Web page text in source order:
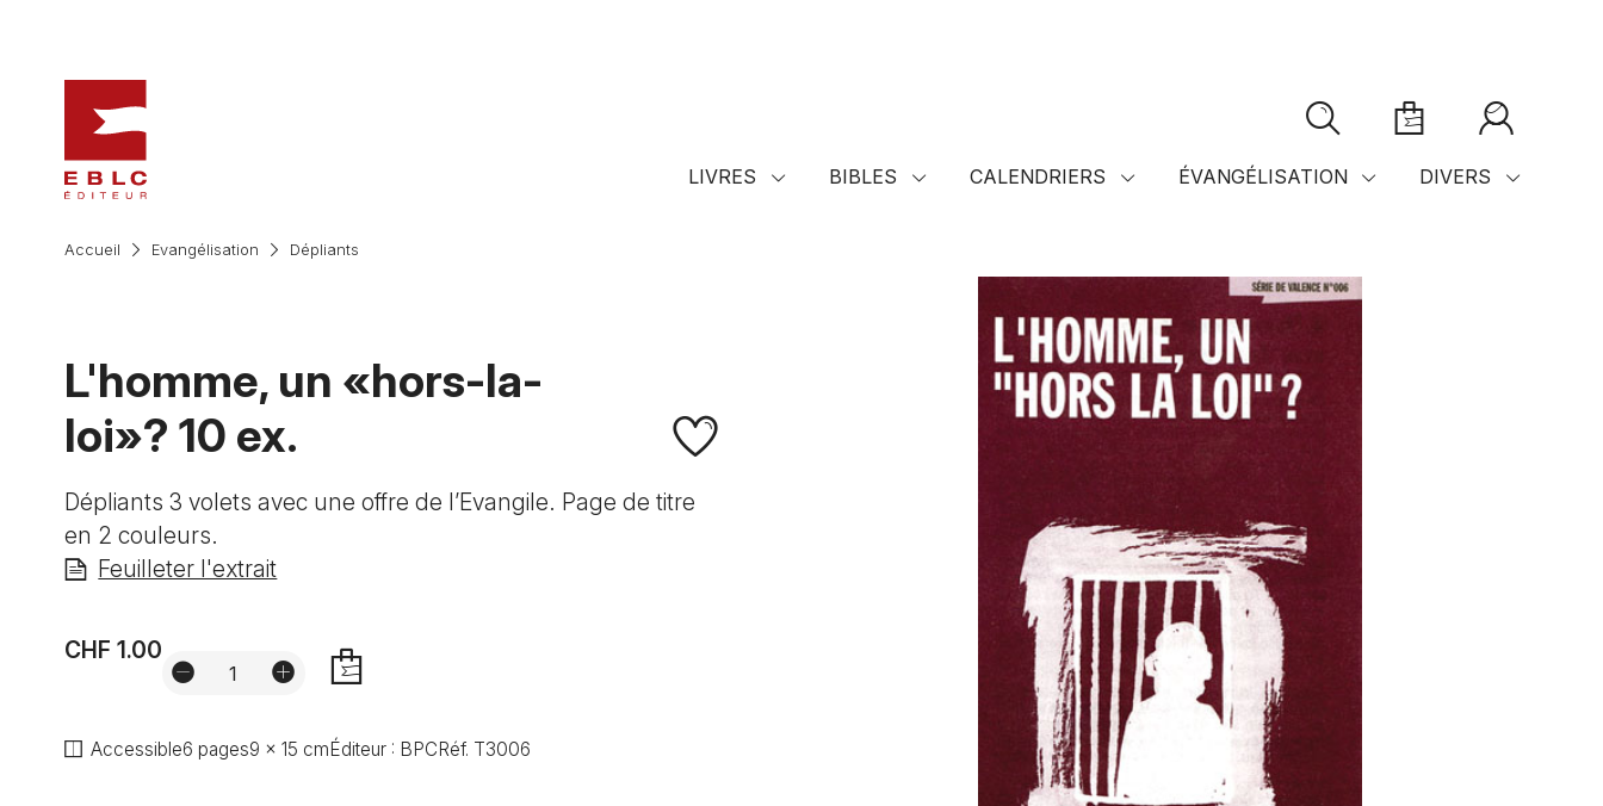
LIVRES BIBLES CALENDRIERS ÉVANGÉLISATION DIVERS
Accueil Evangélisation Dépliants
L'homme, un «hors-la-
loi»? 10 ex.
Dépliants 3 volets avec une offre de l’Evangile. Page de titre
en 2 couleurs.
Feuilleter l'extrait
CHF 1.00
Accessible6 pages9 x 15 cm Éditeur : BPC Réf. T3006